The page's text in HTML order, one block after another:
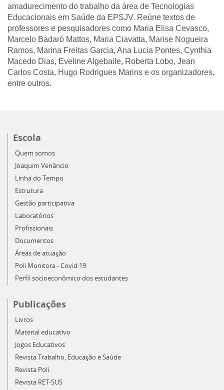
amadurecimento do trabalho da área de Tecnologias
Educacionais em Saúde da EPSJV. Reúne textos de
professores e pesquisadores como Maria Elisa Cevasco,
Marcelo Badaró Mattos, Maria Ciavatta, Marise Nogueira
Ramos, Marina Freitas Garcia, Ana Lucia Pontes, Cynthia
Macedo Dias, Eveline Algebaile, Roberta Lobo, Jean
Carlos Costa, Hugo Rodrigues Marins e os organizadores,
entre outros.
Escola
Quem somos
Joaquim Venâncio
Linha do Tempo
Estrutura
Gestão participativa
Laboratórios
Profissionais
Documentos
Áreas de atuação
Poli Monitora - Covid 19
Perfil socioeconômico dos estudantes
Publicações
Livros
Material educativo
Jogos Educativos
Revista Trabalho, Educação e Saúde
Revista Poli
Revista RET-SUS